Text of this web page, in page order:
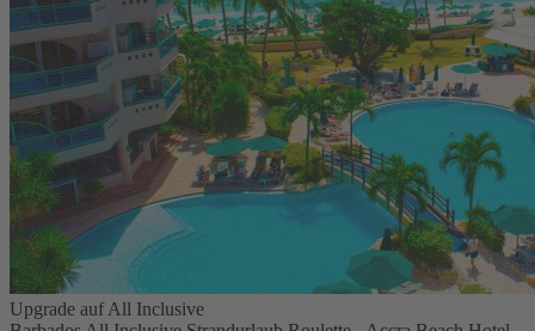
Upgrade auf All Inclusive